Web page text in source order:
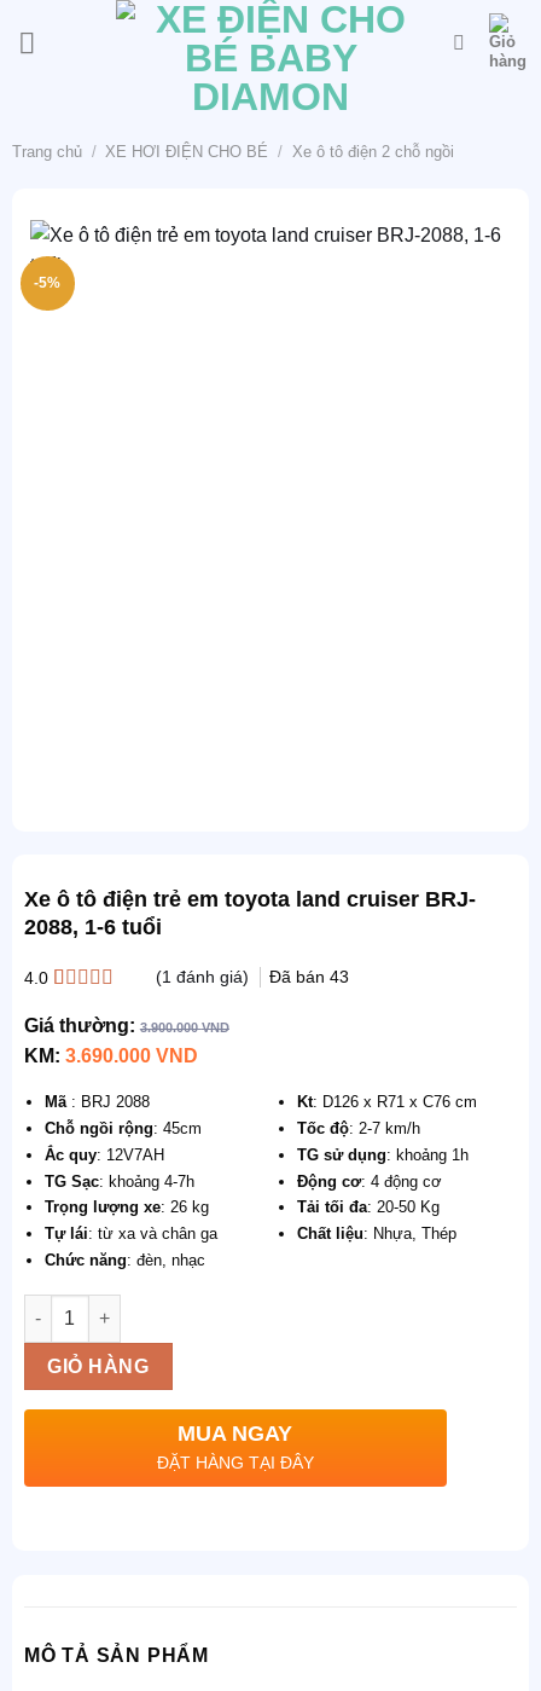
Trang chủ / XE HƠI ĐIỆN CHO BÉ / Xe ô tô điện 2 chỗ ngồi
-5%
Xe ô tô điện trẻ em toyota land cruiser BRJ-
2088, 1-6 tuổi
4.0
dựa trên
đánh giá
(1đánh giá) Đã bán 43
Giá thường:3.900.000VND
KM: 3.690.000 VND
Mã : BRJ 2088 Kt: D126 x R71 x C76 cm
Chỗ ngồi rộng: 45cm Tốc độ: 2-7 km/h
Ắc quy: 12V7AH TG sử dụng: khoảng 1h
TG Sạc: khoảng 4-7h Động cơ: 4 động cơ
Trọng lượng xe: 26 kg Tải tối đa: 20-50 Kg
Tự lái: từ xa và chân ga Chất liệu: Nhựa, Thép
Chức năng: đèn, nhạc
Số lượng
GIỎ HÀNG
MUA NGAY
ĐẶT HÀNG TẠI ĐÂY
MÔ TẢ SẢN PHẨM